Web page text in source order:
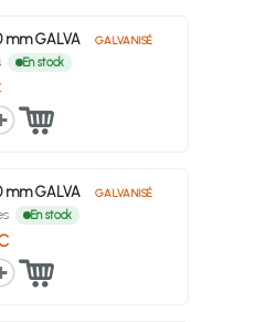
mm GALVA GALVANISÉ
En stock
mm GALVA GALVANISÉ
En stock